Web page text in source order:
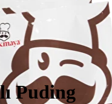
Puding